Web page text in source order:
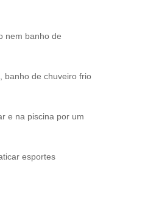
nem banho de
banho de chuveiro frio
e na piscina por um
esportes